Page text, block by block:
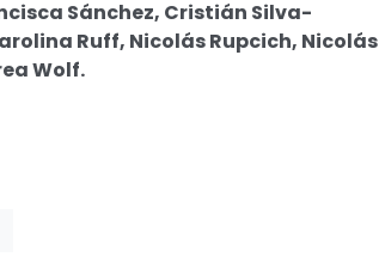
Sánchez, Cristián Silva-
Ruff, Nicolás Rupcich, Nicolás
Wolf.